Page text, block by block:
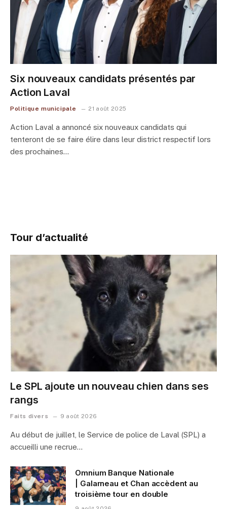
Six nouveaux candidats présentés par
Action Laval
Politique municipale 21 août 2025
Action Laval a annoncé six nouveaux candidats qui
tenteront de se faire élire dans leur district respectif lors
des prochaines…
Tour d’actualité
Le SPL ajoute un nouveau chien dans ses
rangs
Faits divers 9 août 2026
Au début de juillet, le Service de police de Laval (SPL) a
accueilli une recrue…
Omnium Banque Nationale
| Galarneau et Chan accèdent au
troisième tour en double